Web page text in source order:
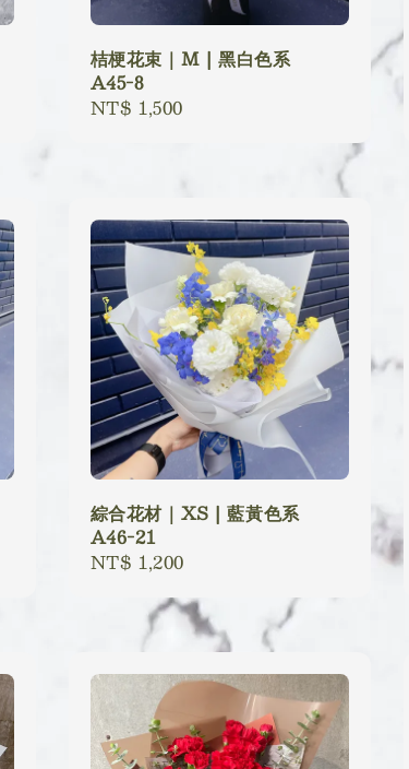
桔梗花束｜M | 黑白色系
A45-8
Regular
NT$ 1,500
綜合花材｜XS | 藍黃色系
A46-21
Regular
NT$ 1,200